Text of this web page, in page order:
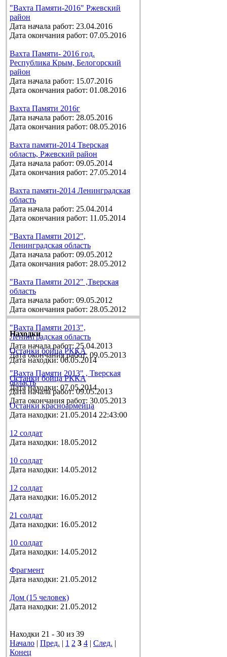
"Вахта Памяти-2016" Ржевский
район
Дата начала работ: 23.04.2016
Дата окончания работ: 07.05.2016
Вахта Памяти- 2016 год.
Республика Крым, Белогорский
район
Дата начала работ: 15.07.2016
Дата окончания работ: 01.08.2016
Вахта Памяти 2016г
Дата начала работ: 28.05.2016
Дата окончания работ: 08.05.2016
Вахта памяти-2014 Тверская
область, Ржевский район
Дата начала работ: 09.05.2014
Дата окончания работ: 27.05.2014
Вахта памяти-2014 Ленинградская
область
Дата начала работ: 25.04.2014
Дата окончания работ: 11.05.2014
"Вахта Памяти 2012",
Ленинградская область
Дата начала работ: 09.05.2012
Дата окончания работ: 28.05.2012
"Вахта Памяти 2012" ,Тверская
область
Дата начала работ: 09.05.2012
Дата окончания работ: 28.05.2012
"Вахта Памяти 2013",
Ленинградская область
Дата начала работ: 25.04.2013
Дата окончания работ: 09.05.2013
"Вахта Памяти 2013" , Тверская
область
Дата начала работ: 09.05.2013
Дата окончания работ: 30.05.2013
Находки
Останки бойца РККА
Дата находки: 06.05.2014
Останки бойца РККА
Дата находки: 07.05.2014
Останки красноармейца
Дата находки: 21.05.2014 22:43:00
12 солдат
Дата находки: 18.05.2012
10 солдат
Дата находки: 14.05.2012
12 солдат
Дата находки: 16.05.2012
21 солдат
Дата находки: 16.05.2012
10 солдат
Дата находки: 14.05.2012
Фрагмент
Дата находки: 21.05.2012
Дом (15 человек)
Дата находки: 21.05.2012
Находки 21 - 30 из 39
Начало | Пред. | 1 2 3 4 | След. |
Конец